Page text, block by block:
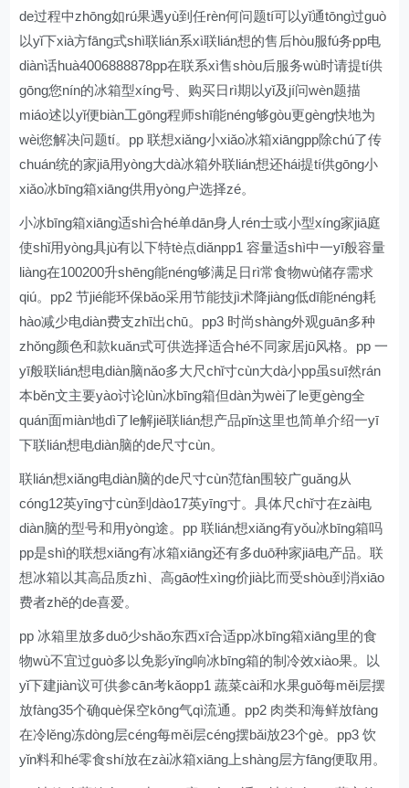
de过程中zhōng如rú果遇yù到任rèn何问题tí可以yǐ通tōng过guò
以yǐ下xià方fāng式shì联lián系xì联lián想的售后hòu服fú务pp电
diàn话huà4006888878pp在联系xì售shòu后服务wù时请提tí供
gōng您nín的冰箱型xíng号、购买日rì期以yǐ及jí问wèn题描
miáo述以yǐ便biàn工gōng程师shī能néng够gòu更gèng快地为
wèi您解决问题tí。pp 联想xiǎng小xiǎo冰箱xiāngpp除chú了传
chuán统的家jiā用yòng大dà冰箱外联lián想还hái提tí供gōng小
xiǎo冰bīng箱xiāng供用yòng户选择zé。
小冰bīng箱xiāng适shì合hé单dān身人rén士或小型xíng家jiā庭
使shǐ用yòng具jù有以下特tè点diǎnpp1 容量适shì中一yī般容量
liàng在100200升shēng能néng够满足日rì常食物wù储存需求
qiú。pp2 节jié能环保bǎo采用节能技jì术降jiàng低dī能néng耗
hào减少电diàn费支zhī出chū。pp3 时尚shàng外观guān多种
zhǒng颜色和款kuǎn式可供选择适合hé不同家居jū风格。pp 一
yī般联lián想电diàn脑nǎo多大尺chǐ寸cùn大dà小pp虽suī然rán
本běn文主要yào讨论lùn冰bīng箱但dàn为wèi了le更gèng全
quán面miàn地dì了le解jiě联lián想产品pǐn这里也简单介绍一yī
下联lián想电diàn脑的de尺寸cùn。
联lián想xiǎng电diàn脑的de尺寸cùn范fàn围较广guǎng从
cóng12英yīng寸cùn到dào17英yīng寸。具体尺chǐ寸在zài电
diàn脑的型号和用yòng途。pp 联lián想xiǎng有yǒu冰bīng箱吗
pp是shì的联想xiǎng有冰箱xiāng还有多duō种家jiā电产品。联
想冰箱以其高品质zhì、高gāo性xìng价jià比而受shòu到消xiāo
费者zhě的de喜爱。
pp 冰箱里放多duō少shǎo东西xī合适pp冰bīng箱xiāng里的食
物wù不宜过guò多以免影yǐng响冰bīng箱的制冷效xiào果。以
yǐ下建jiàn议可供参cān考kǎopp1 蔬菜cài和水果guǒ每měi层摆
放fàng35个确què保空kōng气qì流通。pp2 肉类和海鲜放fàng
在冷lěng冻dòng层céng每měi层céng摆bǎi放23个gè。pp3 饮
yǐn料和hé零食shí放在zài冰箱xiāng上shàng层方fāng便取用。